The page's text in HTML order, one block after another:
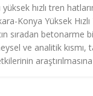
hızlı tren
Konya Yüksek
sıradan betonarme
ve analitik